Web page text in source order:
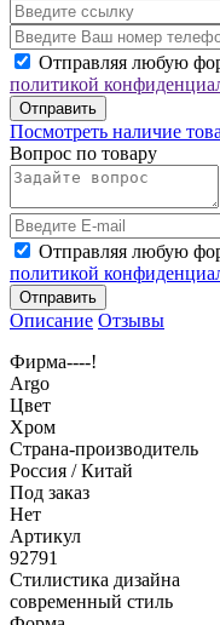
Отправляя любую
политикой
Отправить
Посмотреть наличие
Вопрос по товару
Отправляя любую
политикой
Отправить
Описание Отзывы
Фирма----!
Argo
Цвет
Хром
Страна-производитель
Россия / Китай
Под заказ
Нет
Артикул
92791
Стилистика дизайна
современный стиль